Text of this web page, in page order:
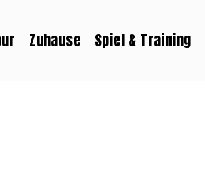
Zuhause Spiel & Training